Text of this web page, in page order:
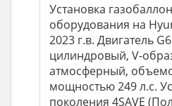
Установка
оборудования на
2023 г.в. Двигатель
цилиндровый, V-
атмосферный,
мощностью 249 л.с.
поколения 4SAVE